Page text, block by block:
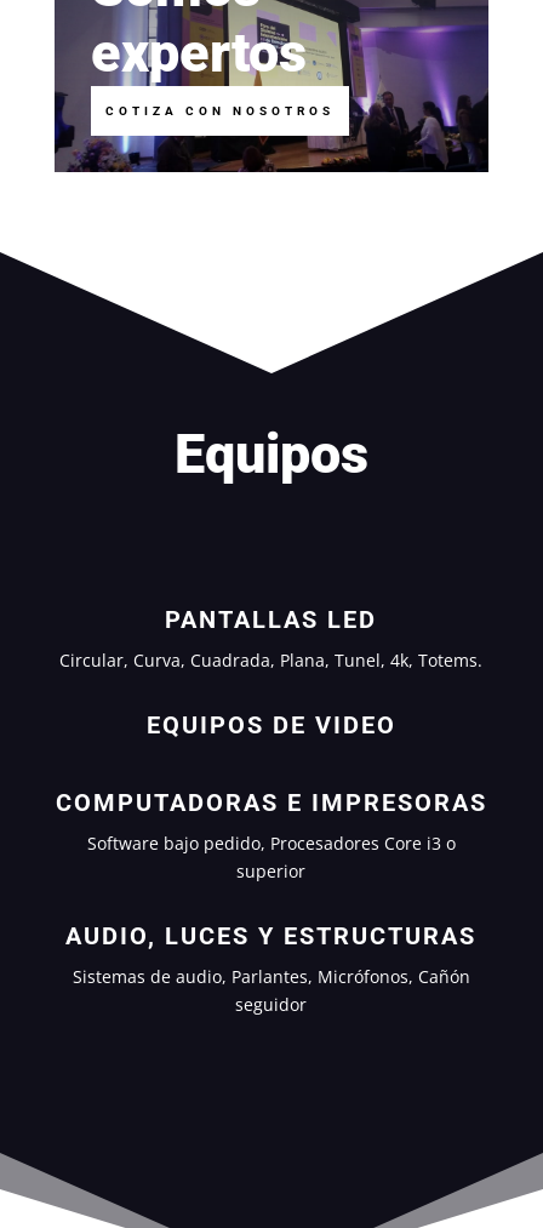
expertos
COTIZA CON NOSOTROS
Equipos
PANTALLAS LED
Circular, Curva, Cuadrada, Plana, Tunel, 4k, Totems.
EQUIPOS DE VIDEO
COMPUTADORAS E IMPRESORAS
Software bajo pedido, Procesadores Core i3 o
superior
AUDIO, LUCES Y ESTRUCTURAS
Sistemas de audio, Parlantes, Micrófonos, Cañón
seguidor